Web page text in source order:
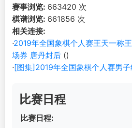
赛事浏览: 663420 次
棋谱浏览: 661856 次
相关连接:
·2019年全国象棋个人赛王天一称
场券 唐丹封后 ()
·[图集]2019年全国象棋个人赛男子
比赛日程
比赛日程: